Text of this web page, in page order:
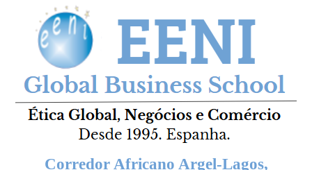
Corredor Africano Argel-Lagos,